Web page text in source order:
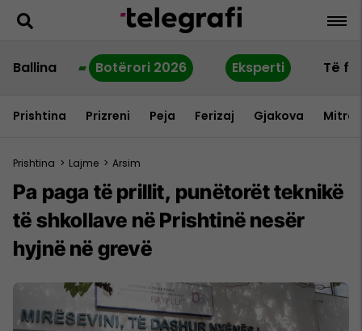
Ballina Botërori 2026 Eksperti Të
Prishtina Prizreni Peja Ferizaj Gjakova
Prishtina > Lajme > Arsim
Pa paga të prillit, punëtorët teknikë
të shkollave në Prishtinë nesër
hyjnë në grevë